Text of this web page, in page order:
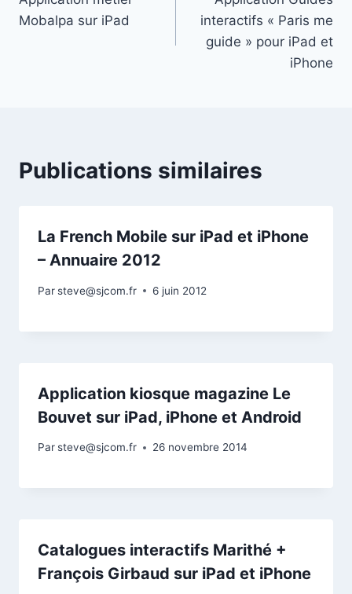
de
Mobalpa sur iPad
interactifs « Paris me
guide » pour iPad et
iPhone
Publications similaires
La French Mobile sur iPad et iPhone
– Annuaire 2012
Parsteve@sjcom.fr 6 juin 2012
Application kiosque magazine Le
Bouvet sur iPad, iPhone et Android
Parsteve@sjcom.fr 26 novembre 2014
Catalogues interactifs Marithé +
François Girbaud sur iPad et iPhone